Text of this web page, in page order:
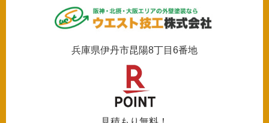
兵庫県伊丹市昆陽8丁目6番地